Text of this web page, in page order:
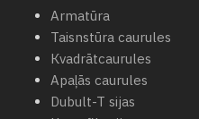
Armatūra
Taisnstūra caurules
Кvadrātcaurules
Apaļās caurules
Dubult-T sijas